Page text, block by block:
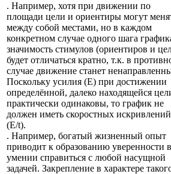
. Например, хотя при движении по
площади цели и ориентиры могут
между собой местами, но в каждом
конкретном случае одного шага
значимость стимулов (ориентиров и
будет отличаться кратно, т.к. в
случае движение станет
Поскольку усилия (E) при достижении
определённой, далеко находящейся
практически одинаковы, то график не
должен иметь скоростных искривлений
(E/t).
. Например, богатый жизненный опыт
приводит к образованию уверенности в
умении справиться с любой насущной
задачей. Закрепление в характере